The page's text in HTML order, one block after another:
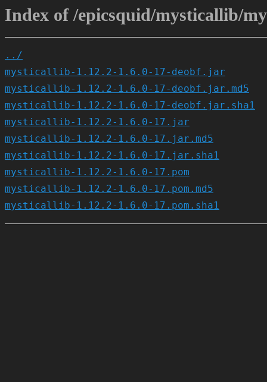
Index of /epicsquid/mysticallib/
../
mysticallib-1.12.2-1.6.0-17-deobf.jar
mysticallib-1.12.2-1.6.0-17-deobf.jar.md5
mysticallib-1.12.2-1.6.0-17-deobf.jar.sha1
mysticallib-1.12.2-1.6.0-17.jar
mysticallib-1.12.2-1.6.0-17.jar.md5
mysticallib-1.12.2-1.6.0-17.jar.sha1
mysticallib-1.12.2-1.6.0-17.pom
mysticallib-1.12.2-1.6.0-17.pom.md5
mysticallib-1.12.2-1.6.0-17.pom.sha1